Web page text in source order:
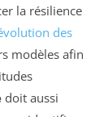
la résilience
des
modèles afin
doit aussi